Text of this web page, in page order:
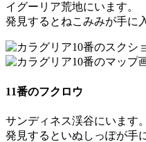
イグーリア荒地にいます。
発見すると ねこみみが手に
11番のフクロウ
サンディネス渓谷にいます。
発見すると いぬしっぽが手